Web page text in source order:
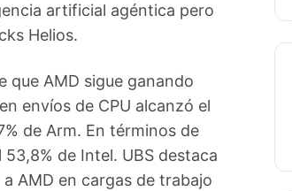
artificial agéntica pero
Helios.
que AMD sigue ganando
envíos de CPU alcanzó el
de Arm. En términos de
de Intel. UBS destaca
AMD en cargas de trabajo